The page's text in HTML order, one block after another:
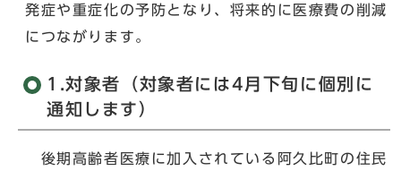
発症や重症化の予防となり、将来的に医療費の削減
につながります。
1.対象者（対象者には4月下旬に個別に
通知します）
後期高齢者医療に加入されている阿久比町の住民